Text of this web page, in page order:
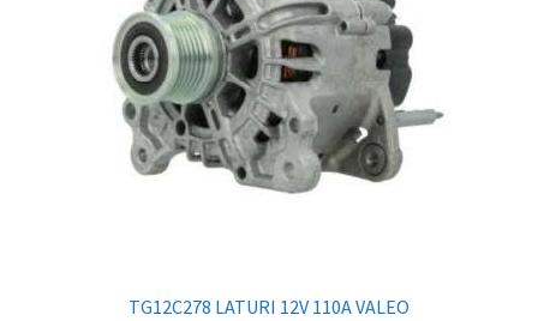
TG12C278 LATURI 12V 110А VALEO